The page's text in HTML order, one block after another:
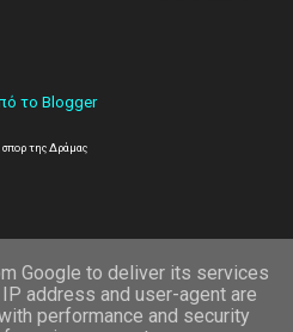
της ''Ο'' που βρέθηκε στον Βώλακα
Παναγιώτου
Παπαμαρίνου (πρόεδρος) ...
το Blogger
σπορ της Δράμας
Google to deliver its services
address and user-agent are
performance and security